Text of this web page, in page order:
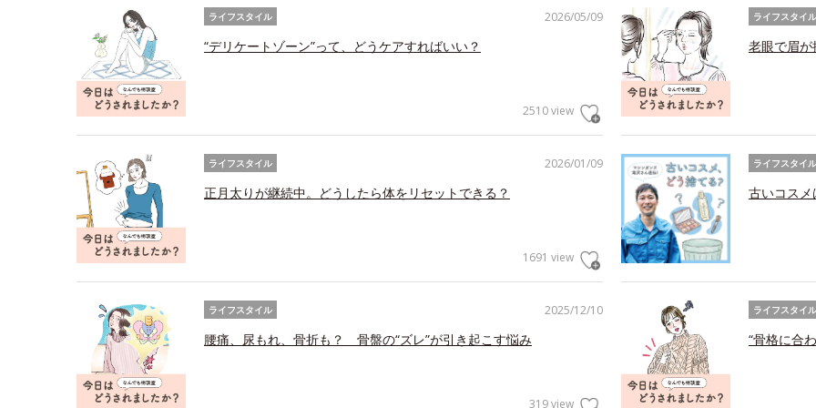
2026/05/09
ライフスタイル
“デリケートゾーン”って、どうケアすればいい？
2510 view
ライフスタイル
老眼で眉
2026/01/09
ライフスタイル
正月太りが継続中。どうしたら体をリセットできる？
1691 view
ライフスタイル
古いコス
2025/12/10
ライフスタイル
腰痛、尿もれ、骨折も？ 骨盤の“ズレ”が引き起こす悩み
319 view
ライフスタイル
“骨格に合